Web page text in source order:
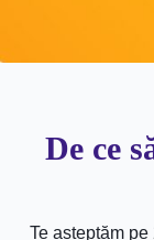
De ce
Te așteptăm